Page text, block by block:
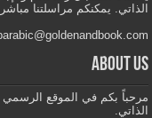
الذاتي. يمكنكم مراسلتنا
About us
الذاتي.